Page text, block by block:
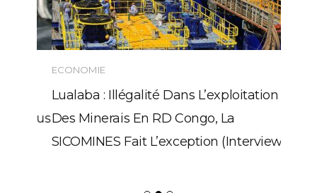
ECONOMIE
Lualaba : Illégalité Dans L’exploitation
Des Minerais En RD Congo, La
SICOMINES Fait L’exception (Interview)